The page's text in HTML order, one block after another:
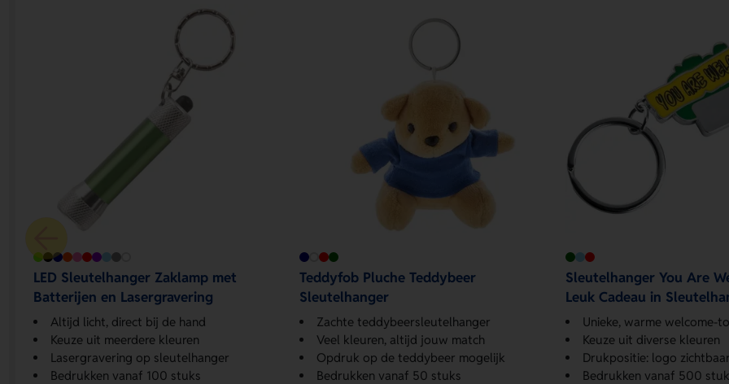
LED Sleutelhanger Zaklamp met
Batterijen en Lasergravering
Altijd licht, direct bij de hand
Keuze uit meerdere kleuren
Lasergravering op sleutelhanger
Bedrukken vanaf 100 stuks
Teddyfob Pluche Teddybeer
Sleutelhanger
Zachte teddybeersleutelhanger
Veel kleuren, altijd jouw match
Opdruk op de teddybeer mogelijk
Bedrukken vanaf 50 stuks
Sleutelhanger You Are
Leuk Cadeau in
Unieke, warme welcome-
Keuze uit diverse kleuren
Drukpositie: logo
Bedrukken vanaf 500